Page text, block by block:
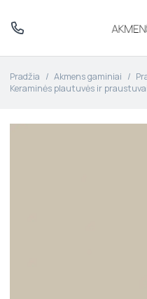
Pradžia / Akmens gaminiai /
Keraminės plautuvės ir praustuvai